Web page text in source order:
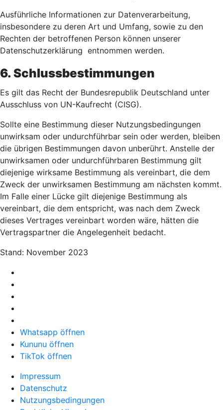
Ausführliche Informationen zur Datenverarbeitung,
insbesondere zu deren Art und Umfang, sowie zu den
Rechten der betroffenen Person können unserer
Datenschutzerklärung entnommen werden.
6. Schlussbestimmungen
Es gilt das Recht der Bundesrepublik Deutschland unter
Ausschluss von UN-Kaufrecht (CISG).
Sollte eine Bestimmung dieser Nutzungsbedingungen
unwirksam oder undurchführbar sein oder werden, bleiben
die übrigen Bestimmungen davon unberührt. Anstelle der
unwirksamen oder undurchführbaren Bestimmung gilt
diejenige wirksame Bestimmung als vereinbart, die dem
Zweck der unwirksamen Bestimmung am nächsten kommt.
Im Falle einer Lücke gilt diejenige Bestimmung als
vereinbart, die dem entspricht, was nach dem Zweck
dieses Vertrages vereinbart worden wäre, hätten die
Vertragspartner die Angelegenheit bedacht.
Stand: November 2023
Whatsapp öffnen
Kununu öffnen
TikTok öffnen
Impressum
Datenschutz
Nutzungsbedingungen